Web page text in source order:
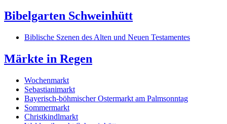
Bibelgarten Schweinhütt
Biblische Szenen des Alten und Neuen Testamentes
Märkte in Regen
Wochenmarkt
Sebastianimarkt
Bayerisch-böhmischer Ostermarkt am Palmsonntag
Sommermarkt
Christkindlmarkt